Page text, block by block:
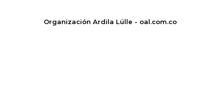
Organización Ardila Lülle - oal.com.co